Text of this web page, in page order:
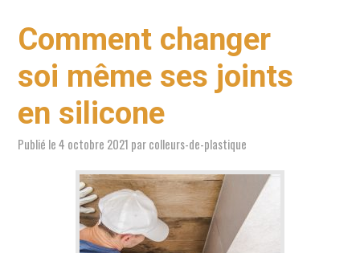
Comment changer
soi même ses joints
en silicone
Publié le4 octobre 2021 parcolleurs-de-plastique